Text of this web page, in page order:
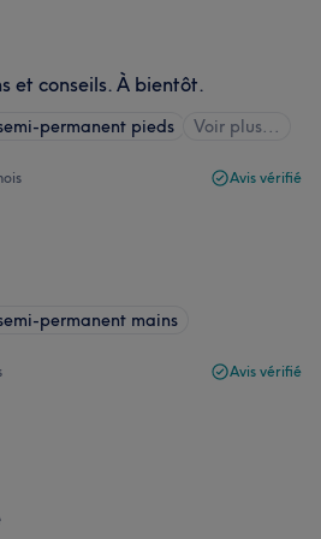
et conseils. À bientôt.
permanent pieds Voir plus...
Avis vérifié
permanent mains
Avis vérifié